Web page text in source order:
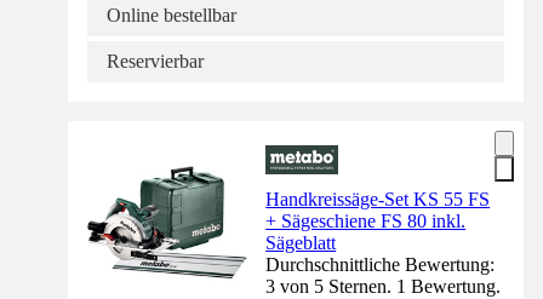
Online bestellbar
Reservierbar
Handkreissäge-Set KS 55 FS
+ Sägeschiene FS 80 inkl.
Sägeblatt
Durchschnittliche Bewertung:
3 von 5 Sternen. 1 Bewertung.